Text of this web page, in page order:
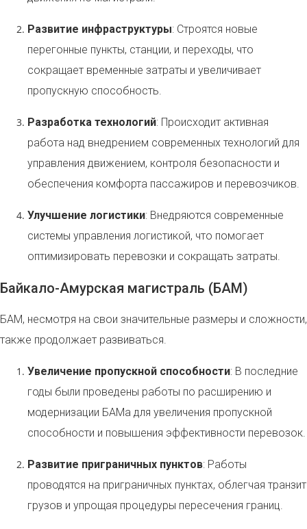
Развитие инфраструктуры: Строятся новые
перегонные пункты, станции, и переходы, что
сокращает временные затраты и увеличивает
пропускную способность.
Разработка технологий: Происходит активная
работа над внедрением современных технологий для
управления движением, контроля безопасности и
обеспечения комфорта пассажиров и перевозчиков.
Улучшение логистики: Внедряются современные
системы управления логистикой, что помогает
оптимизировать перевозки и сокращать затраты.
Байкало-Амурская магистраль (БАМ)
БАМ, несмотря на свои значительные размеры и сложности,
также продолжает развиваться.
Увеличение пропускной способности: В последние
годы были проведены работы по расширению и
модернизации БАМа для увеличения пропускной
способности и повышения эффективности перевозок.
Развитие приграничных пунктов: Работы
проводятся на приграничных пунктах, облегчая транзит
грузов и упрощая процедуры пересечения границ.